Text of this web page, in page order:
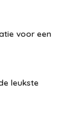
voor een
leukste